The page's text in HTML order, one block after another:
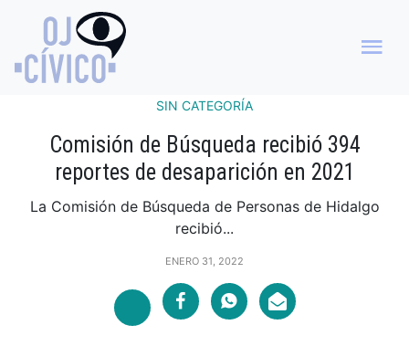
SIN CATEGORÍA
Comisión de Búsqueda recibió 394
reportes de desaparición en 2021
La Comisión de Búsqueda de Personas de Hidalgo
recibió...
ENERO 31, 2022